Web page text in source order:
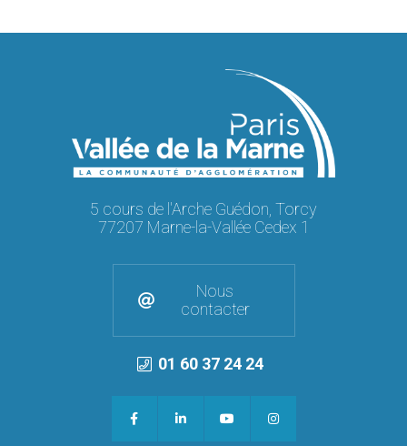
5 cours de l'Arche Guédon, Torcy
77207 Marne-la-Vallée Cedex 1
Nous
contacter
01 60 37 24 24